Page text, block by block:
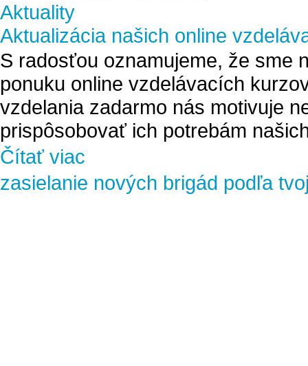
Aktuality
Aktualizácia našich online
S radosťou oznamujeme, že sme
ponuku online vzdelávacích
vzdelania zadarmo nás motivuje
prispôsobovať ich potrebám
Čítať viac
zasielanie nových brigád podľa